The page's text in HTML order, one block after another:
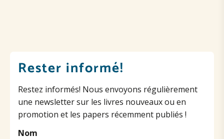
Rester informé!
Restez informés! Nous envoyons régulièrement
une newsletter sur les livres nouveaux ou en
promotion et les papers récemment publiés !
Nom